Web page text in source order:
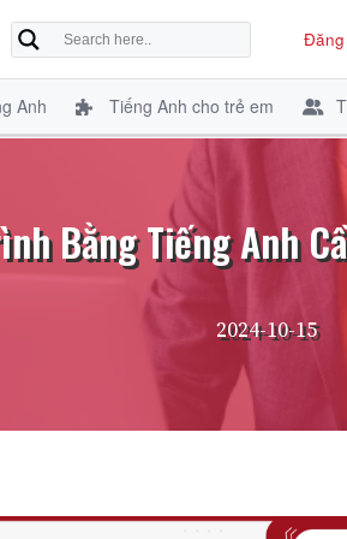
Anh Tiếng Anh cho trẻ em
Bằng Tiếng Anh
2024-10-15